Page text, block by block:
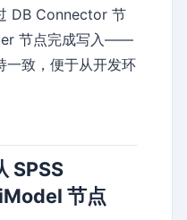
DB Connector 节
节点完成写入——
一致，便于从开发环
SPSS
节点